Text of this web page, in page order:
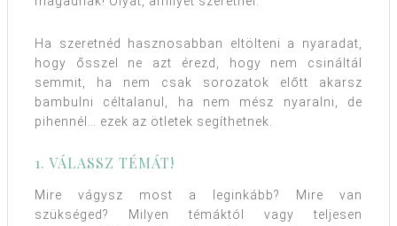
Ha szeretnéd hasznosabban eltölteni a nyaradat,
hogy ősszel ne azt érezd, hogy nem csináltál
semmit, ha nem csak sorozatok előtt akarsz
bambulni céltalanul, ha nem mész nyaralni, de
pihennél… ezek az ötletek segíthetnek.
1. VÁLASSZ TÉMÁT!
Mire vágysz most a leginkább? Mire van
szükséged? Milyen témáktól vagy teljesen